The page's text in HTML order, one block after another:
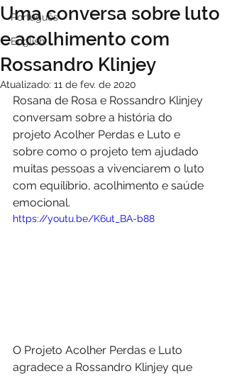
Português
English
Uma conversa sobre luto
e acolhimento com
Rossandro Klinjey
Atualizado: 11 de fev. de 2020
Rosana de Rosa e Rossandro Klinjey
conversam sobre a história do
projeto Acolher Perdas e Luto e
sobre como o projeto tem ajudado
muitas pessoas a vivenciarem o luto
com equilíbrio, acolhimento e saúde
emocional.
https://youtu.be/K6ut_BA-b88
O Projeto Acolher Perdas e Luto
agradece a Rossandro Klinjey que